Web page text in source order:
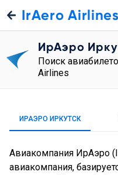
IrAero Airlines
ИрАэро
Поиск
Airlines
ИРАЭРО ИРКУТСК
Авиакомпания ИрАэро
авиакомпания,